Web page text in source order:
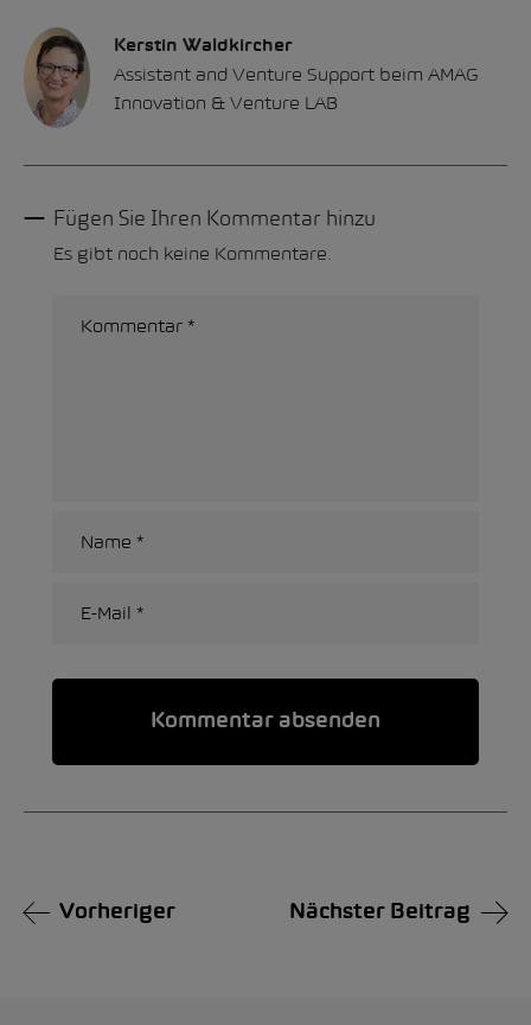
Kerstin Waldkircher
Assistant and Venture Support beim AMAG
Innovation & Venture LAB
Fügen Sie Ihren Kommentar hinzu
Es gibt noch keine Kommentare.
Vorheriger Nächster Beitrag